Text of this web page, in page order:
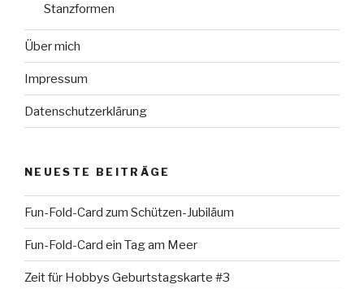
Stanzformen
Über mich
Impressum
Datenschutzerklärung
NEUESTE BEITRÄGE
Fun-Fold-Card zum Schützen-Jubiläum
Fun-Fold-Card ein Tag am Meer
Zeit für Hobbys Geburtstagskarte #3